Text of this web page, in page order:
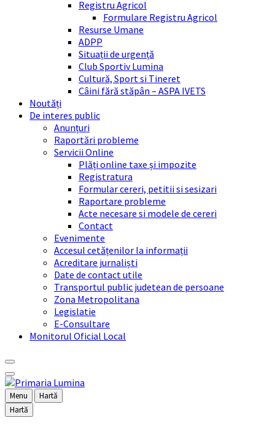
Registru Agricol
Formulare Registru Agricol
Resurse Umane
ADPP
Situații de urgență
Club Sportiv Lumina
Cultură, Sport si Tineret
Câini fără stăpân – ASPA IVETS
Noutăți
De interes public
Anunțuri
Raportări probleme
Servicii Online
Plăți online taxe și impozite
Registratura
Formular cereri, petitii si sesizari
Raportare probleme
Acte necesare si modele de cereri
Contact
Evenimente
Accesul cetățenilor la informații
Acreditare jurnaliști
Date de contact utile
Transportul public judetean de persoane
Zona Metropolitana
Legislatie
E-Consultare
Monitorul Oficial Local
Menu
Hartă
Hartă